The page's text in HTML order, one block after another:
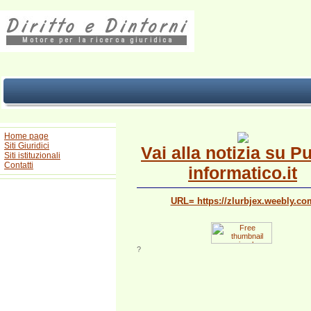
Home page
Siti Giuridici
Siti istituzionali
Contatti
Vai alla notizia su
informatico.it
URL= https://
?